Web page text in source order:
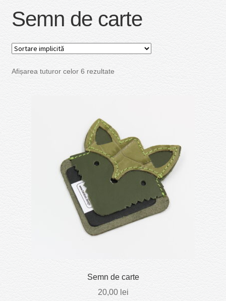
Semn de carte
Afișarea tuturor celor 6 rezultate
Semn de carte
20,00 lei